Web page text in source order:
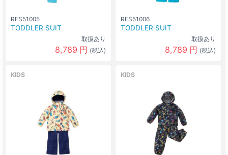
RES51005
TODDLER SUIT
取扱あり
8,789 円 (税込)
RES51006
TODDLER SUIT
取扱あり
8,789 円 (税込)
KIDS KIDS